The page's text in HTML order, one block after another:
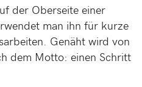
der Oberseite einer
man ihn für kurze
Genäht wird von
dem Motto: einen Schritt